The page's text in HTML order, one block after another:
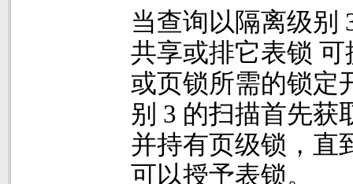
当查询以隔离级别
共享或排它表锁
或页锁所需的锁定
别 3 的扫描首先获
并持有页级锁，直
可以授予表锁。